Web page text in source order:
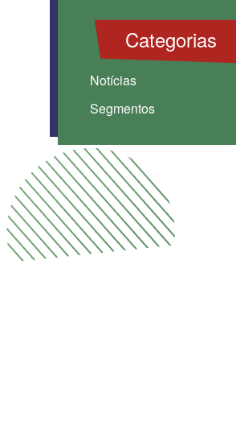
Categorias
Notícias
Segmentos